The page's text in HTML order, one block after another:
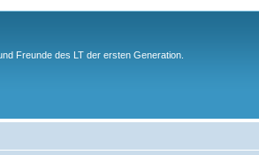
Freunde des LT der ersten Generation.